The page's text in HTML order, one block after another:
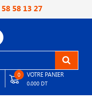
58 58 13 27
0 VOTRE PANIER
0.000 DT